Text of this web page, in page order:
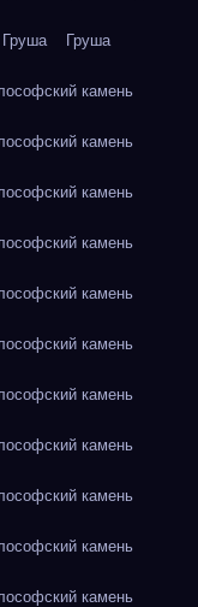
Груша Груша
камень
камень
камень
камень
камень
камень
камень
камень
камень
камень
камень